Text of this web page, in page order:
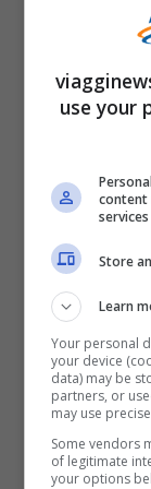
Potreste
dalle loro
La notizia
giornali
pare che,
necessario
scegliere
cucina
Come
nella
Potrete
use your
content
Store
Learn
Your personal
your device
data) may be
partners, or
may use
Some vendors
of legitimate
your options